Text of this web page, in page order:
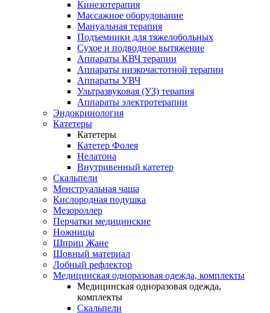
Кинезотерапия
Массажное оборудование
Мануальная терапия
Подъемники для тяжелобольных
Сухое и подводное вытяжение
Аппараты КВЧ терапии
Аппараты низкочастотной терапии
Аппараты УВЧ
Ультразвуковая (УЗ) терапия
Аппараты электротерапии
Эндокринология
Катетеры
Катетеры
Катетер Фолея
Нелатона
Внутривенный катетер
Скальпели
Менструальная чаша
Кислородная подушка
Мезороллер
Перчатки медицинские
Ножницы
Шприц Жане
Шовный материал
Лобный рефлектор
Медицинская одноразовая одежда, комплекты
Медицинская одноразовая одежда,
комплекты
Скальпели